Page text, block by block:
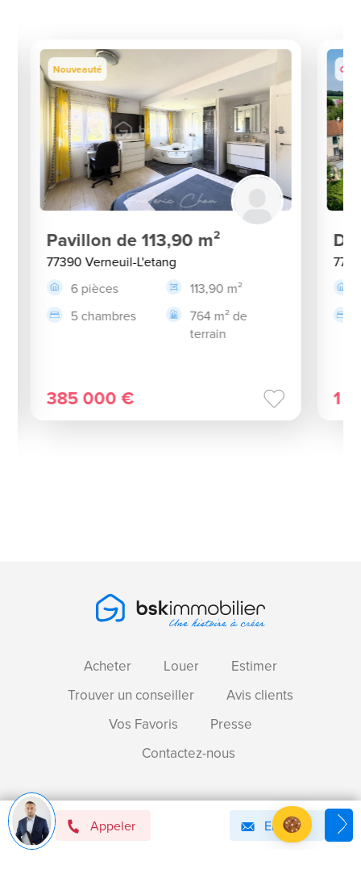
Appeler Email
Nouveauté
Pavillon de 113,90 m²
77390 Verneuil-L'etang
6 pièces
113,90 m²
5 chambres
764 m² de
terrain
385 000 € 1
Acheter Louer
Estimer
Trouver un conseiller
Avis clients
Vos Favoris
Presse
Contactez-nous
Devenir mandataire immobilier BSK !